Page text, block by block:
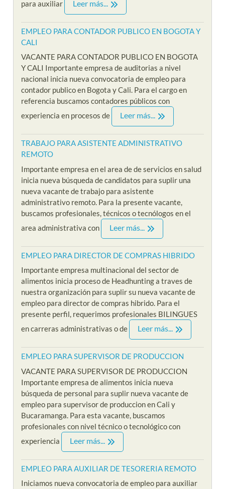
para auxiliar Leer más...
EMPLEO PARA CONTADOR PUBLICO EN BOGOTA Y
CALI
VACANTE PARA CONTADOR PUBLICO EN BOGOTA
Y CALI Importante empresa de auditorias a nivel
nacional inicia nueva convocatoria de empleo para
contador publico en Bogota y Cali. Para el cargo en
referencia buscamos contadores públicos con
experiencia en procesos de
Leer más...
TRABAJO PARA ASISTENTE ADMINISTRATIVO
REMOTO
Importante empresa en el area de de servicios en salud
inicia nueva búsqueda de candidatos para suplir una
nueva vacante de trabajo para asistente
administrativo remoto. Para la presente vacante,
buscamos profesionales, técnicos o tecnólogos en el
area administrativa con
Leer más...
EMPLEO PARA DIRECTOR DE COMPRAS HIBRIDO
Importante empresa multinacional del sector de
alimentos inicia proceso de Headhunting a traves de
nuestra organización para suplir su nueva vacante de
empleo para director de compras hibrido. Para el
presente perfil, requerimos profesionales BILINGUES
en carreras administrativas o de
Leer más...
EMPLEO PARA SUPERVISOR DE PRODUCCION
VACANTE PARA SUPERVISOR DE PRODUCCION
Importante empresa de alimentos inicia nueva
búsqueda de personal para suplir nueva vacante de
empleo para supervisor de produccion en Cali y
Bucaramanga. Para esta vacante, buscamos
profesionales con nivel técnico o tecnológico con
experiencia
Leer más...
EMPLEO PARA AUXILIAR DE TESORERIA REMOTO
Iniciamos nueva convocatoria de empleo para auxiliar